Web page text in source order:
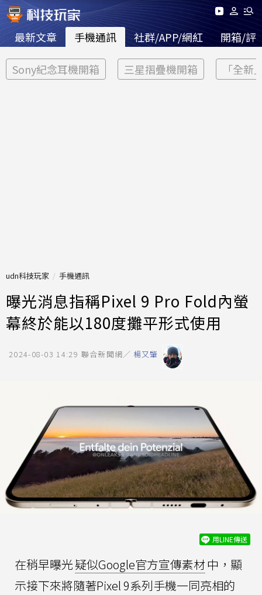
最新文章 手機通訊 社群/APP/網紅 開箱/評
Sony紀念耳機開箱 三星摺疊機開箱 「全新
udn科技玩家 手機通訊
曝光消息指稱Pixel 9 Pro Fold內螢
幕終於能以180度攤平形式使用
2024-08-03 14:29 聯合新聞網／ 楊又肇
用LINE傳送
在稍早曝光疑似Google官方宣傳素材中，顯
示接下來將隨著Pixel 9系列手機一同亮相的